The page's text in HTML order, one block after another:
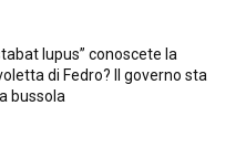
lupus” conoscete la
di Fedro? Il governo sta
bussola